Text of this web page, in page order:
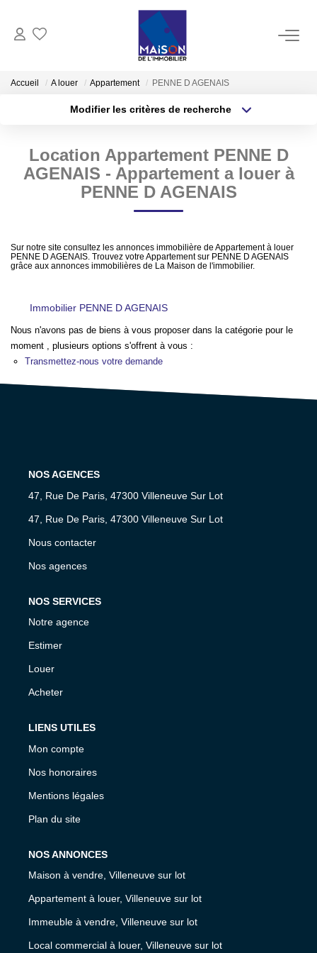
LOCATION
GESTION
ESTIMATION
Estimation En Ligne Gratuite
NOS AGENCES
CONTACT
Accueil A louer Appartement PENNE D AGENAIS
Modifier les critères de recherche
Type de bien
Budget max Plus de critères
Location Appartement PENNE D
AGENAIS - Appartement a louer à
PENNE D AGENAIS
Sur notre site consultez les annonces immobilière de Appartement à louer
PENNE D AGENAIS. Trouvez votre Appartement sur PENNE D AGENAIS
grâce aux annonces immobilières de La Maison de l'immobilier.
Immobilier PENNE D AGENAIS
Nous n'avons pas de biens à vous proposer dans la catégorie pour le
moment , plusieurs options s'offrent à vous :
Transmettez-nous votre demande
NOS AGENCES
47, Rue De Paris, 47300 Villeneuve Sur Lot
47, Rue De Paris, 47300 Villeneuve Sur Lot
Nous contacter
Nos agences
NOS SERVICES
Notre agence
Estimer
Louer
Acheter
LIENS UTILES
Mon compte
Nos honoraires
Mentions légales
Plan du site
NOS ANNONCES
Maison à vendre, Villeneuve sur lot
Appartement à louer, Villeneuve sur lot
Immeuble à vendre, Villeneuve sur lot
Local commercial à louer, Villeneuve sur lot